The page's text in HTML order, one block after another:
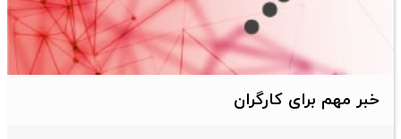
خبر مهم برای کارگران